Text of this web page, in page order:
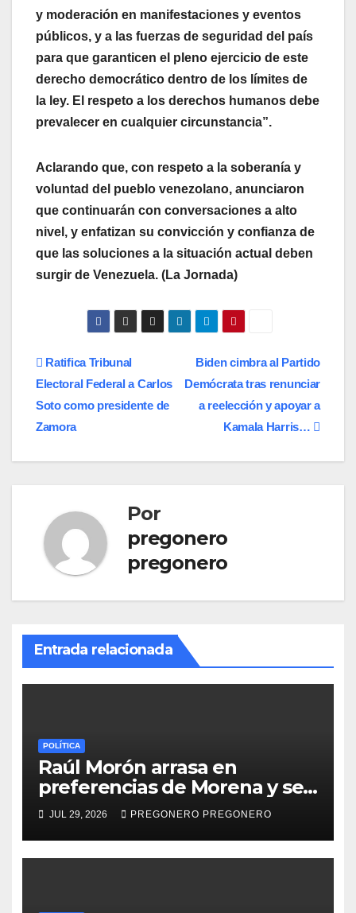
y moderación en manifestaciones y eventos
públicos, y a las fuerzas de seguridad del país
para que garanticen el pleno ejercicio de este
derecho democrático dentro de los límites de
la ley. El respeto a los derechos humanos debe
prevalecer en cualquier circunstancia”.
Aclarando que, con respeto a la soberanía y
voluntad del pueblo venezolano, anunciaron
que continuarán con conversaciones a alto
nivel, y enfatizan su convicción y confianza de
que las soluciones a la situación actual deben
surgir de Venezuela. (La Jornada)
Navegación
de
entradas
Biden cimbra al Partido
Demócrata tras renunciar
a reelección y apoyar a
Kamala Harris…
Ratifica Tribunal
Electoral Federal a Carlos
Soto como presidente de
Zamora
Por
pregonero
pregonero
Entrada relacionada
POLÍTICA
Raúl Morón arrasa en
preferencias de Morena y se
perfila hacia la gubernatura
de Michoacán en 2027
JUL 29, 2026 PREGONERO PREGONERO